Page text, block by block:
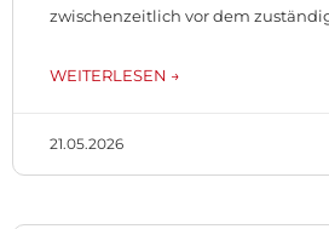
zwischenzeitlich vor dem
WEITERLESEN →
21.05.2026